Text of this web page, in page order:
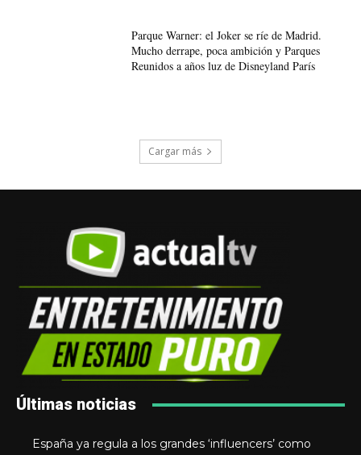
Parque Warner: el Joker se ríe de Madrid.
Mucho derrape, poca ambición y Parques
Reunidos a años luz de Disneyland París
Cargar más
Últimas noticias
España ya regula a los grandes ‘influencers’ como